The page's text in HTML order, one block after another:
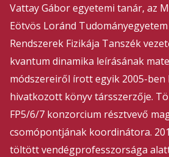
Vattay Gábor egyetemi tanár, az
Eötvös Loránd
Rendszerek Fizikája Tanszék
kvantum dinamika leírásának
módszereiről írott egyik 2005-ben
hivatkozott könyv társszerzője.
FP5/6/7 konzorcium résztvevő
csomópontjának koordinátora.
töltött vendégprofesszorsága